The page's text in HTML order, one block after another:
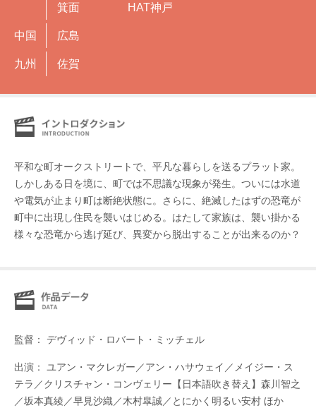
箕面 HAT神戸
中国 広島
九州 佐賀
平和な町オークストリートで、平凡な暮らしを送るプラット家。
しかしある日を境に、町では不思議な現象が発生。ついには水道
や電気が止まり町は断絶状態に。さらに、絶滅したはずの恐竜が
町中に出現し住民を襲いはじめる。はたして家族は、襲い掛かる
様々な恐竜から逃げ延び、異変から脱出することが出来るのか？
監督： デヴィッド・ロバート・ミッチェル
出演： ユアン・マクレガー／アン・ハサウェイ／メイジー・ス
テラ／クリスチャン・コンヴェリー【日本語吹き替え】森川智之
／坂本真綾／早見沙織／木村皐誠／とにかく明るい安村 ほか